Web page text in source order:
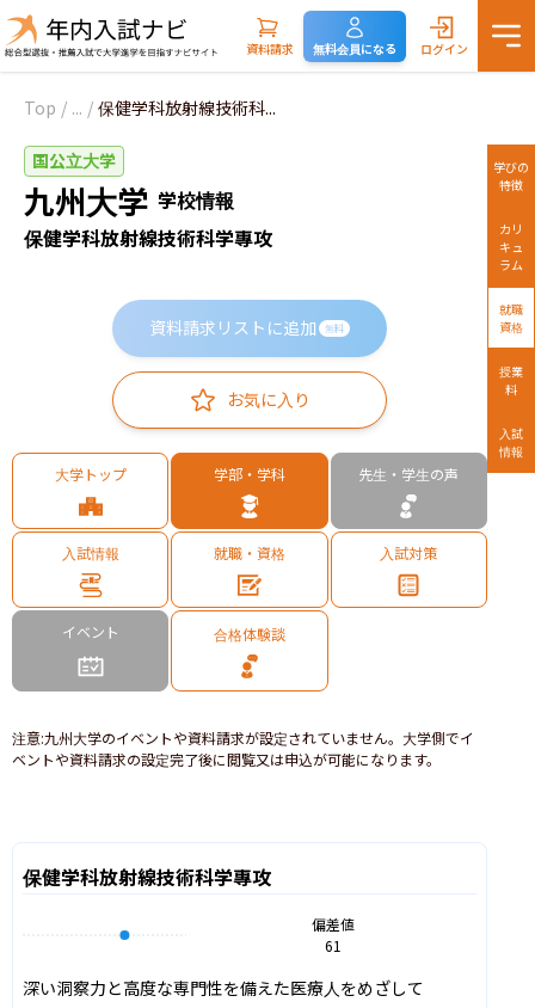
資料請求 無料会員になる ログイン
Top / ... / 保健学科放射線技術科...
国公立大学
九州大学 学校情報
保健学科放射線技術科学專攻
資料請求リストに追加 無料
お気に入り
大学トップ 学部・学科 先生・学生の声
入試情報 就職・資格 入試対策
イベント 合格体験談
注意:九州大学のイベントや資料請求が設定されていません。大学側でイ
ベントや資料請求の設定完了後に閲覧又は申込が可能になります。
保健学科放射線技術科学專攻
偏差値
61
深い洞察力と高度な専門性を備えた医療人をめざして
学びの
特徴
カリ
キュ
ラム
就職
資格
授業
料
入試
情報